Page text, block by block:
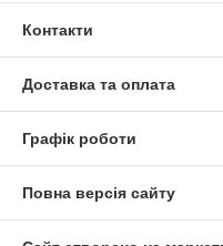
Контакти
Доставка та оплата
Графік роботи
Повна версія сайту